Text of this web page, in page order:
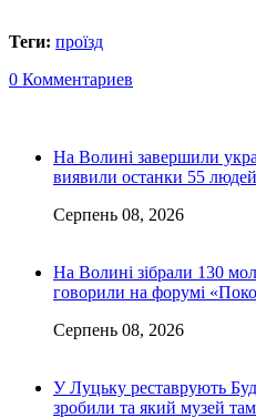
Теги: проїзд
0 Комментариев
На Волині завершили
виявили останки 55 людей
Серпень 08, 2026
На Волині зібрали 130
говорили на форумі
Серпень 08, 2026
У Луцьку реставрують
зробили та який музей